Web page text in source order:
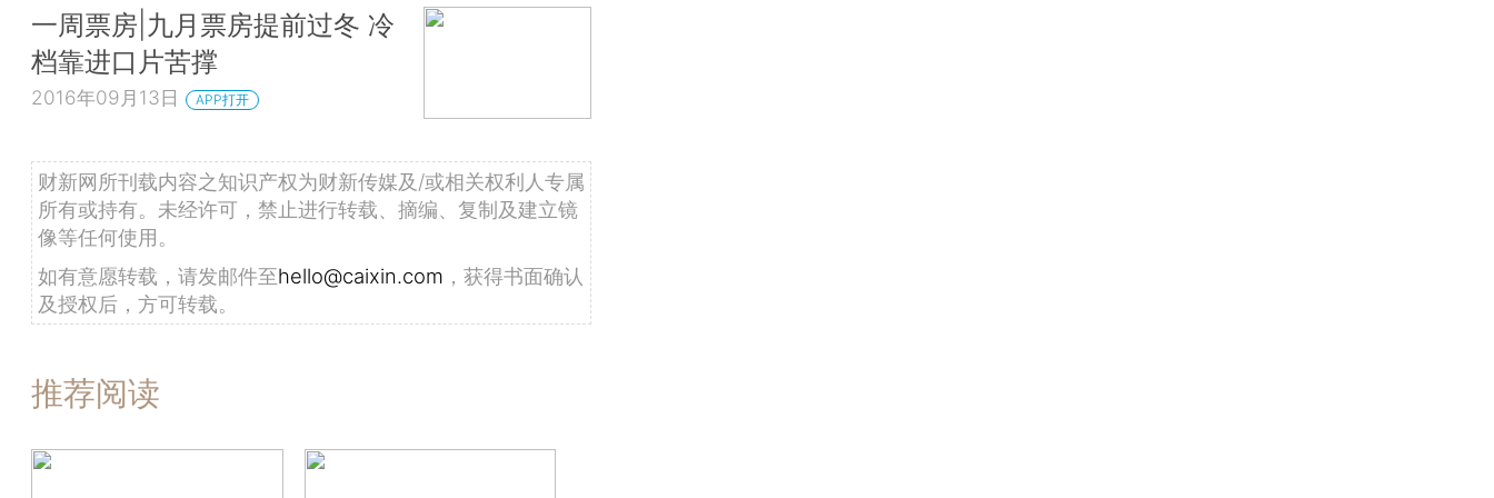
一周票房|九月票房提前过冬 冷
档靠进口片苦撑
2016年09月13日 APP打开
财新网所刊载内容之知识产权为财新传媒及/或相关权利人专属
所有或持有。未经许可，禁止进行转载、摘编、复制及建立镜
像等任何使用。
如有意愿转载，请发邮件至hello@caixin.com ，获得书面确认
及授权后，方可转载。
推荐阅读